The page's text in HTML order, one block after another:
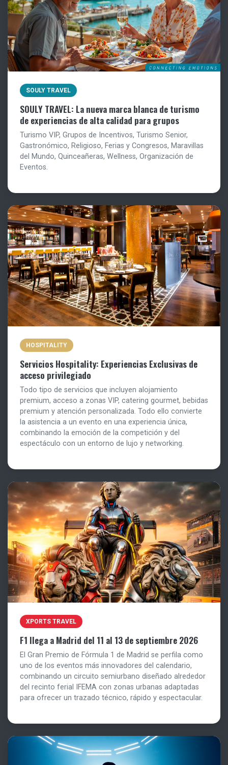
SOULY TRAVEL
SOULY TRAVEL: La nueva marca blanca de turismo
de experiencias de alta calidad para grupos
Turismo VIP, Grupos de Incentivos, Turismo Senior,
Gastronómico, Religioso, Ferias y Congresos, Maravillas
del Mundo, Quinceañeras, Wellness, Organización de
Eventos.
HOSPITALITY
Servicios Hospitality: Experiencias Exclusivas de
acceso privilegiado
Todo tipo de servicios que incluyen alojamiento
premium, acceso a zonas VIP, catering gourmet, bebidas
premium y atención personalizada. Todo ello convierte
la asistencia a un evento en una experiencia única,
combinando la emoción de la competición y del
espectáculo con un entorno de lujo y networking.
XPORTS TRAVEL
F1 llega a Madrid del 11 al 13 de septiembre 2026
El Gran Premio de Fórmula 1 de Madrid se perfila como
uno de los eventos más innovadores del calendario,
combinando un circuito semiurbano diseñado alrededor
del recinto ferial IFEMA con zonas urbanas adaptadas
para ofrecer un trazado técnico, rápido y espectacular.